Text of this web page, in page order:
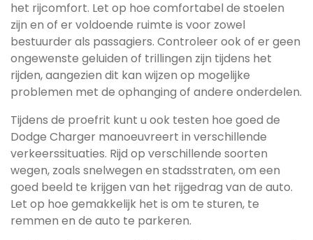
het rijcomfort. Let op hoe comfortabel de stoelen
zijn en of er voldoende ruimte is voor zowel
bestuurder als passagiers. Controleer ook of er geen
ongewenste geluiden of trillingen zijn tijdens het
rijden, aangezien dit kan wijzen op mogelijke
problemen met de ophanging of andere onderdelen.
Tijdens de proefrit kunt u ook testen hoe goed de
Dodge Charger manoeuvreert in verschillende
verkeerssituaties. Rijd op verschillende soorten
wegen, zoals snelwegen en stadsstraten, om een
goed beeld te krijgen van het rijgedrag van de auto.
Let op hoe gemakkelijk het is om te sturen, te
remmen en de auto te parkeren.